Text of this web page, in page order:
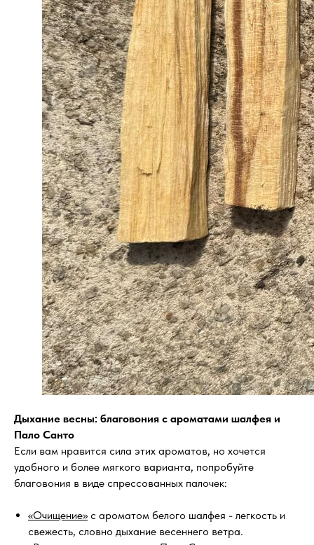
Дыхание весны: благовония с ароматами шалфея и
Пало Санто
Если вам нравится сила этих ароматов, но хочется
удобного и более мягкого варианта, попробуйте
благовония в виде спрессованных палочек:
«Очищение»с ароматом белого шалфея - легкость и
свежесть, словно дыхание весеннего ветра.